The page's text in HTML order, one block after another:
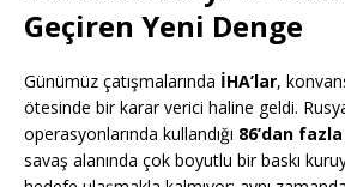
Geçiren Yeni Denge
Günümüz çatışmalarında İHA’lar,
ötesinde bir karar verici haline geldi.
operasyonlarında kullandığı 86’dan
savaş alanında çok boyutlu bir baskı